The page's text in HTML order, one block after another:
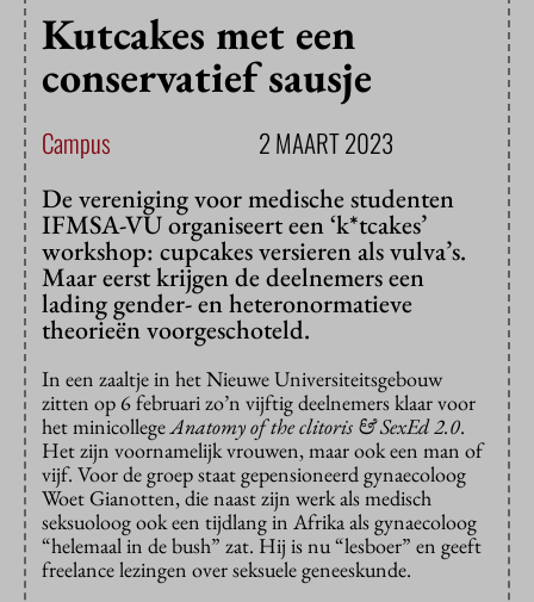
Kutcakes met een
conservatief sausje
Campus 2 MAART 2023
De vereniging voor medische studenten
IFMSA-VU organiseert een ‘k*tcakes’
workshop: cupcakes versieren als vulva’s.
Maar eerst krijgen de deelnemers een
lading gender- en heteronormatieve
theorieën voorgeschoteld.
In een zaaltje in het Nieuwe Universiteitsgebouw
zitten op 6 februari zo’n vijftig deelnemers klaar voor
het minicollegeAnatomy of the clitoris & SexEd 2.0.
Het zijn voornamelijk vrouwen, maar ook een man of
vijf. Voor de groep staat gepensioneerd gynaecoloog
Woet Gianotten, die naast zijn werk als medisch
seksuoloog ook een tijdlang in Afrika als gynaecoloog
“helemaal in de bush” zat. Hij is nu “lesboer” en geeft
freelance lezingen over seksuele geneeskunde.